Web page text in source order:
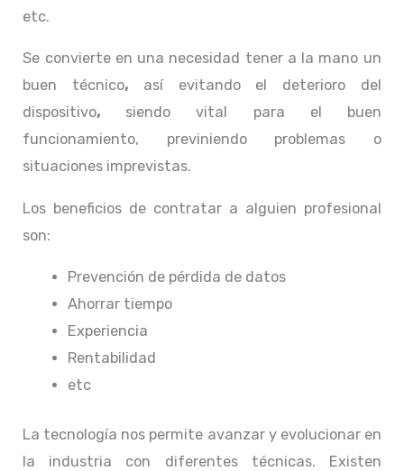
etc.
Se convierte en una necesidad tener a la mano un
buen técnico, así evitando el deterioro del
dispositivo, siendo vital para el buen
funcionamiento, previniendo problemas o
situaciones imprevistas.
Los beneficios de contratar a alguien profesional
son:
Prevención de pérdida de datos
Ahorrar tiempo
Experiencia
Rentabilidad
etc
La tecnología nos permite avanzar y evolucionar en
la industria con diferentes técnicas. Existen